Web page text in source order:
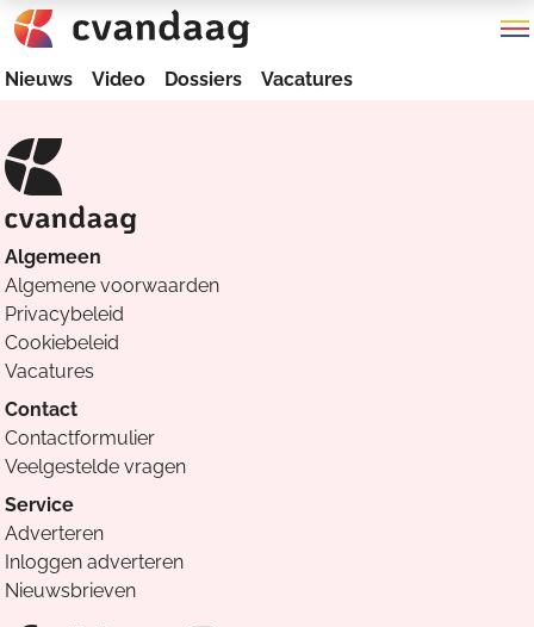
Nieuws Video Dossiers Vacatures
Algemeen
Algemene voorwaarden
Privacybeleid
Cookiebeleid
Vacatures
Contact
Contactformulier
Veelgestelde vragen
Service
Adverteren
Inloggen adverteren
Nieuwsbrieven